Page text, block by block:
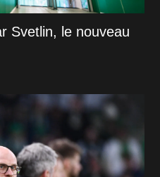
Svetlin, le nouveau